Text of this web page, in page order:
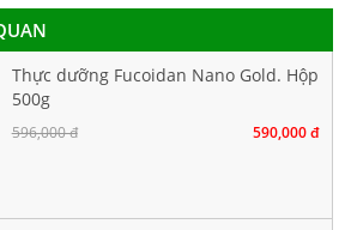
Thực dưỡng Fucoidan Nano Gold. Hộp
500g
596,000 đ 590,000 đ